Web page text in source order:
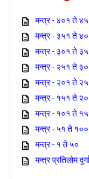
मन्त्र - ४०१ ते
मन्त्र - ३५१ ते
मन्त्र - ३०१ ते
मन्त्र - २५१ ते
मन्त्र - २०१ ते
मन्त्र - १५१ ते
मन्त्र - १०१ ते
मन्त्र - ५१ ते १००
मन्त्र - १ ते ५०
मन्त्र प्रतिलोम